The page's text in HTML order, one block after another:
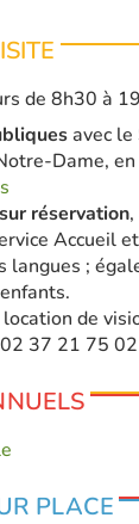
de 8h30 à
avec le
Dame, en
réservation
Accueil
langues ;
location de
37 21 75
PLACE